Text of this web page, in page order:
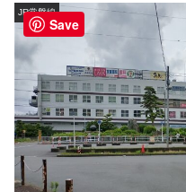
JR常磐線
Save